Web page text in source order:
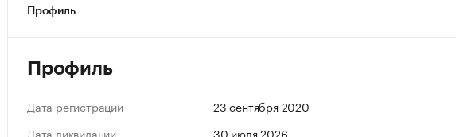
Профиль
Профиль
Дата регистрации
23 сентября 2020
Дата ликвидации
30 июля 2026